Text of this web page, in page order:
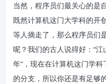
当然，程序员们最关心的是
既然计算机这门大学科的开
等人摘走了，那么程序员们
呢？我们的古人说得好：“
年”，现在在计算机这门学
的分支，所以你还是有足够